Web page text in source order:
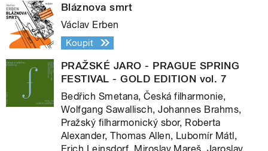
Bláznova smrt
Václav Erben
Koupit
PRAŽSKÉ JARO - PRAGUE SPRING
FESTIVAL - GOLD EDITION vol. 7
Bedřich Smetana, Česká filharmonie,
Wolfgang Sawallisch, Johannes Brahms,
Pražský filharmonický sbor, Roberta
Alexander, Thomas Allen, Lubomír Mátl,